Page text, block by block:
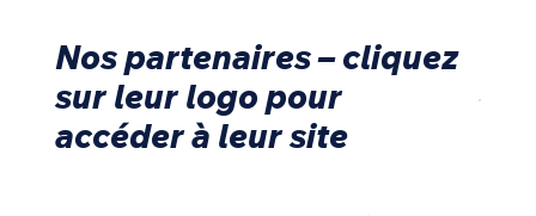
Nos partenaires – cliquez
sur leur logo pour
accéder à leur site